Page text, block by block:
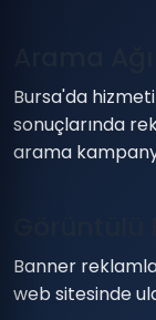
Bursa'da
sonuçlarında
arama
Banner
web sitesinde